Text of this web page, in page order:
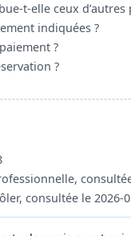
t-elle ceux
indiquées ?
?
?
consultée le 2026-